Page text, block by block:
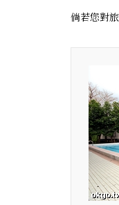
倘若您對